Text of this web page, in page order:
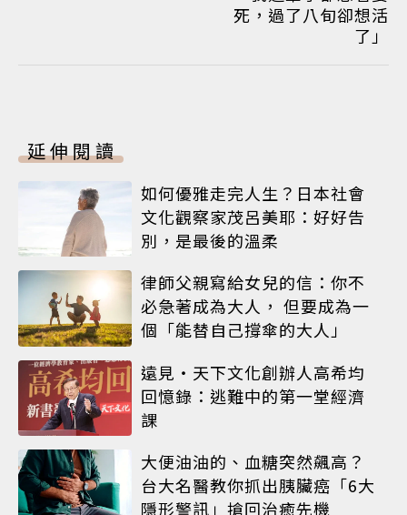
死，過了八旬卻想活
了」
延伸閱讀
如何優雅走完人生？日本社會
文化觀察家茂呂美耶：好好告
別，是最後的溫柔
律師父親寫給女兒的信：你不
必急著成為大人， 但要成為一
個「能替自己撐傘的大人」
遠見‧天下文化創辦人高希均
回憶錄：逃難中的第一堂經濟
課
大便油油的、血糖突然飆高？
台大名醫教你抓出胰臟癌「6大
隱形警訊」搶回治癒先機